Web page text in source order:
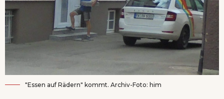
"Essen auf Rädern" kommt. Archiv-Foto: him